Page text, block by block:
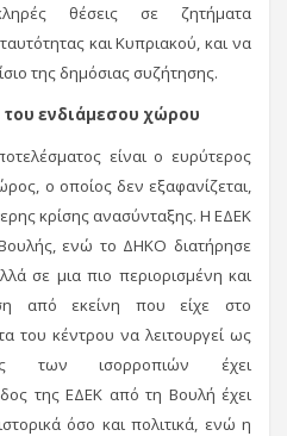
θέσεις σε ζητήματα
και Κυπριακού, και να
της δημόσιας συζήτησης.
ενδιάμεσου χώρου
είναι ο ευρύτερος
ο οποίος δεν εξαφανίζεται,
κρίσης ανασύνταξης. Η ΕΔΕΚ
ενώ το ΔΗΚΟ διατήρησε
σε μια πιο περιορισμένη και
από εκείνη που είχε στο
του κέντρου να λειτουργεί ως
των ισορροπιών έχει
της ΕΔΕΚ από τη Βουλή έχει
όσο και πολιτικά, ενώ η